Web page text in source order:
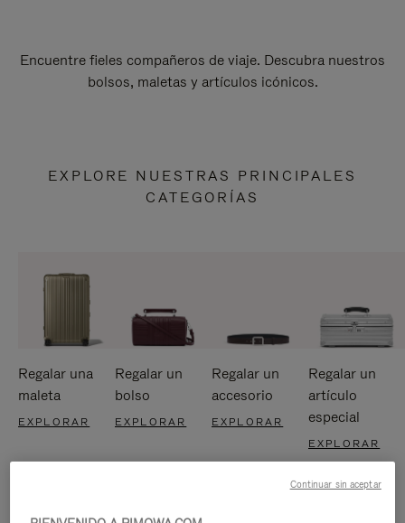
Encuentre fieles compañeros de viaje. Descubra nuestros
bolsos, maletas y artículos icónicos.
EXPLORE NUESTRAS PRINCIPALES
CATEGORÍAS
Regalar una
maleta
EXPLORAR
Regalar un
bolso
EXPLORAR
Regalar un
accesorio
EXPLORAR
Regalar un
artículo
especial
EXPLORAR
Continuar sin aceptar